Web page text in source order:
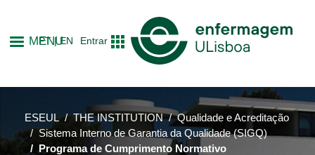
to
main
content
MENU
PT EN Entrar
ESEUL THE INSTITUTION
Qualidade e Acreditação
Sistema Interno de Garantia da Qualidade (SIGQ)
Programa de Cumprimento Normativo